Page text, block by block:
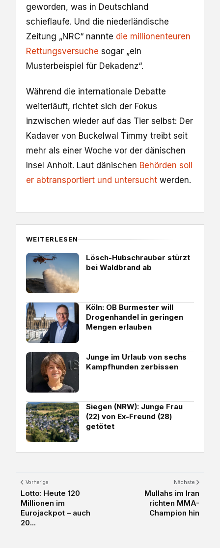
geworden, was in Deutschland
schieflaufe. Und die niederländische
Zeitung „NRC“ nannte die millionenteuren
Rettungsversuche sogar „ein
Musterbeispiel für Dekadenz“.
Während die internationale Debatte
weiterläuft, richtet sich der Fokus
inzwischen wieder auf das Tier selbst: Der
Kadaver von Buckelwal Timmy treibt seit
mehr als einer Woche vor der dänischen
Insel Anholt. Laut dänischen Behörden soll
er abtransportiert und untersucht werden.
WEITERLESEN
Lösch-Hubschrauber stürzt
bei Waldbrand ab
Köln: OB Burmester will
Drogenhandel in geringen
Mengen erlauben
Junge im Urlaub von sechs
Kampfhunden zerbissen
Siegen (NRW): Junge Frau
(22) von Ex-Freund (28)
getötet
Vorherige
Lotto: Heute 120
Millionen im
Eurojackpot – auch
20...
Nächste
Mullahs im Iran
richten MMA-
Champion hin